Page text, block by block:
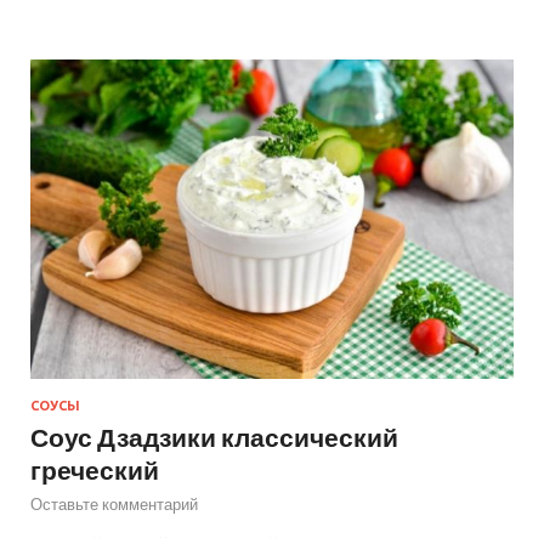
СОУСЫ
Соус Дзадзики классический
греческий
Оставьте комментарий